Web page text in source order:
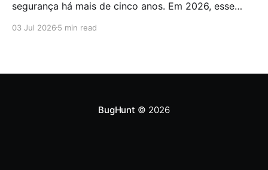
segurança há mais de cinco anos. Em 2026, esse
para que a maioria do mercado cruzasse a fronteira
histórica conduzida pela
03 Jul 2026 5 min read
BugHunt © 2026